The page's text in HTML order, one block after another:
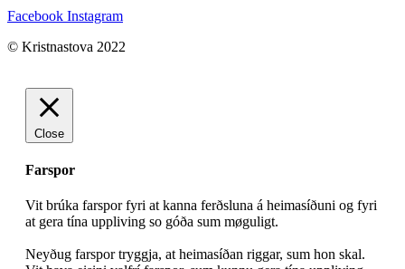
Facebook Instagram
© Kristnastova 2022
Close
Farspor
Vit brúka farspor fyri at kanna ferðsluna á heimasíðuni og fyri
at gera tína uppliving so góða sum møguligt.
Neyðug farspor tryggja, at heimasíðan riggar, sum hon skal.